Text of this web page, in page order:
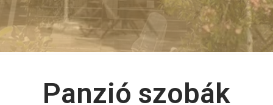
Panzió szobák